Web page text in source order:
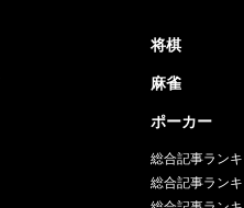
将棋
麻雀
ポーカー
総合記事ラン
総合記事ラン